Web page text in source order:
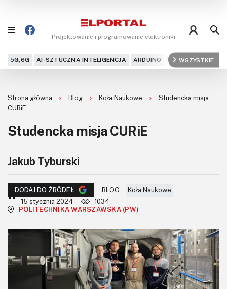
Projektowanie i programowanie elektroniki
5G,6G AI-SZTUCZNA INTELIGENCJA ARDUINO ARM AUDIO
WSZYSTKIE
Kursy
DIY+
Dla Ciebie
KITy AVT
Kontakt
Newsletter
Strona główna Blog Koła Naukowe
Studencka misja
CURiE
Studencka misja CURiE
Jakub Tyburski
DODAJ DO ŹRÓDEŁ BLOG
Koła Naukowe
15 stycznia 2024
1034
POLITECHNIKA WARSZAWSKA (PW)